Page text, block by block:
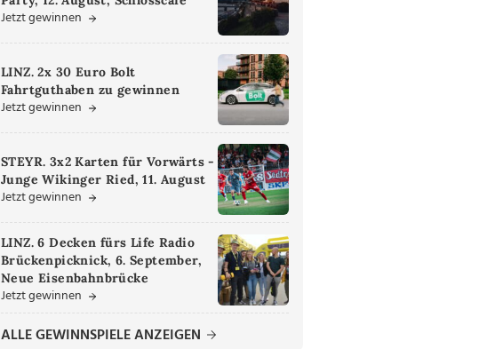
Jetzt gewinnen
LINZ. 2x 30 Euro Bolt
Fahrtguthaben zu gewinnen
Jetzt gewinnen
STEYR. 3x2 Karten für Vorwärts -
Junge Wikinger Ried, 11. August
Jetzt gewinnen
LINZ. 6 Decken fürs Life Radio
Brückenpicknick, 6. September,
Neue Eisenbahnbrücke
Jetzt gewinnen
ALLE GEWINNSPIELE ANZEIGEN